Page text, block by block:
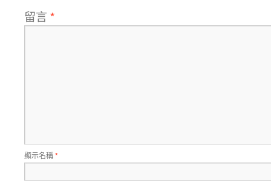
留言 *
顯示名稱*